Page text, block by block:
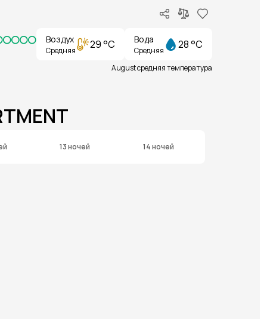
Воздух
Средняя 29 °C Вода
Средняя 28 °C
August средняя температура
13 ночей 14 ночей